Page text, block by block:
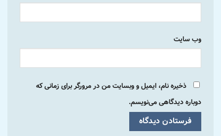
وب‌ سایت
ذخیره نام، ایمیل و وبسایت من در مرورگر برای زمانی که
دوباره دیدگاهی می‌نویسم.